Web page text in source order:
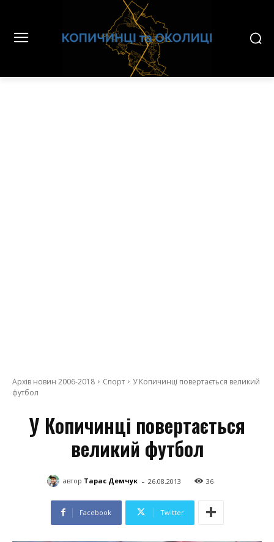
Архів новин 2006-2018 Спорт
У Копичинці повертається великий
футбол
У Копичинці повертається
великий футбол
автор Тарас Демчук - 26.08.2013 36
Facebook Twitter